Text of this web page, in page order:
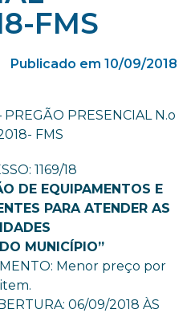
FMS
Publicado em 10/09/2018
PREGÃO PRESENCIAL N.o
FMS
1169/18
DE EQUIPAMENTOS E
PARA ATENDER AS
MUNICÍPIO”
Menor preço por
item.
06/09/2018 ÀS